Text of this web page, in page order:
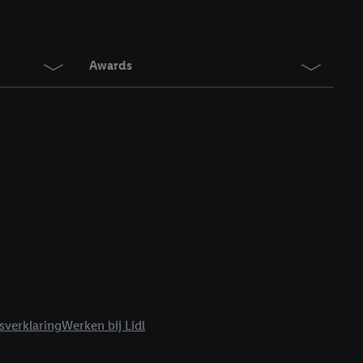
Awards
Werken bij Lidl
Meer informatie,
in te